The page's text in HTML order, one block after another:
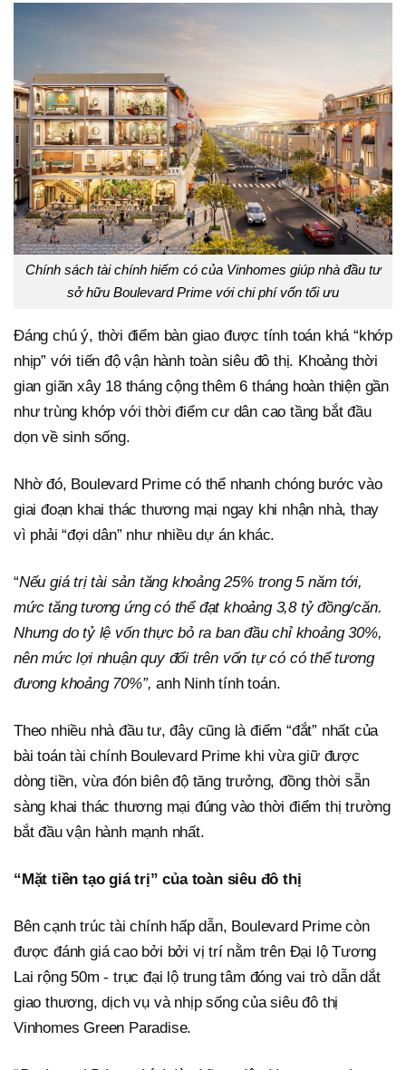
Chính sách tài chính hiếm có của Vinhomes giúp nhà đầu tư
sở hữu Boulevard Prime với chi phí vốn tối ưu
Đáng chú ý, thời điểm bàn giao được tính toán khá “khớp
nhịp” với tiến độ vận hành toàn siêu đô thị. Khoảng thời
gian giãn xây 18 tháng cộng thêm 6 tháng hoàn thiện gần
như trùng khớp với thời điểm cư dân cao tầng bắt đầu
dọn về sinh sống.
Nhờ đó, Boulevard Prime có thể nhanh chóng bước vào
giai đoạn khai thác thương mại ngay khi nhận nhà, thay
vì phải “đợi dân” như nhiều dự án khác.
“Nếu giá trị tài sản tăng khoảng 25% trong 5 năm tới,
mức tăng tương ứng có thể đạt khoảng 3,8 tỷ đồng/căn.
Nhưng do tỷ lệ vốn thực bỏ ra ban đầu chỉ khoảng 30%,
nên mức lợi nhuận quy đổi trên vốn tự có có thể tương
đương khoảng 70%”, anh Ninh tính toán.
Theo nhiều nhà đầu tư, đây cũng là điểm “đắt” nhất của
bài toán tài chính Boulevard Prime khi vừa giữ được
dòng tiền, vừa đón biên độ tăng trưởng, đồng thời sẵn
sàng khai thác thương mại đúng vào thời điểm thị trường
bắt đầu vận hành mạnh nhất.
“Mặt tiền tạo giá trị” của toàn siêu đô thị
Bên cạnh trúc tài chính hấp dẫn, Boulevard Prime còn
được đánh giá cao bởi bởi vị trí nằm trên Đại lộ Tương
Lai rộng 50m - trục đại lộ trung tâm đóng vai trò dẫn dắt
giao thương, dịch vụ và nhịp sống của siêu đô thị
Vinhomes Green Paradise.